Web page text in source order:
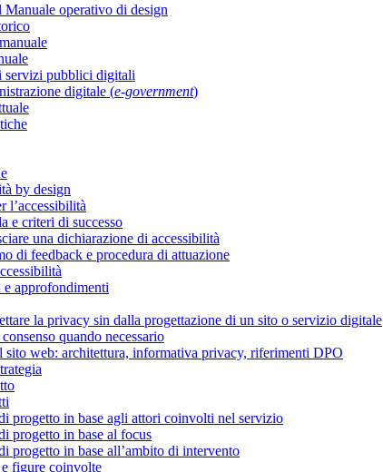
Manuale operativo di design
servizi pubblici digitali
digitale (e-government)
by design
l’accessibilità
e criteri di successo
una dichiarazione di accessibilità
di feedback e procedura di attuazione
approfondimenti
la privacy sin dalla progettazione di un sito o servizio digitale
quando necessario
sito web: architettura, informativa privacy, riferimenti DPO
progetto in base agli attori coinvolti nel servizio
progetto in base al focus
progetto in base all’ambito di intervento
figure coinvolte